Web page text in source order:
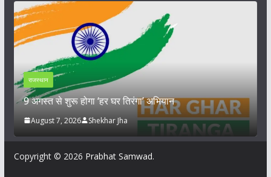
राजस्थान
9 अगस्त से शुरू होगा ‘हर घर तिरंगा’ अभियान
August 7, 2026 Shekhar Jha
Copyright © 2026 Prabhat Samwad.